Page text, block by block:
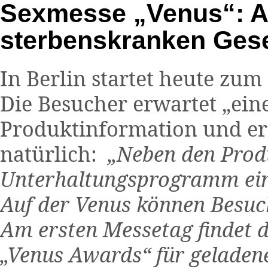
Sexmesse „Venus“:
sterbenskranken
In Berlin startet heute zum
Die Besucher erwartet
Produktinformation und
natürlich: „Neben den
Unterhaltungsprogramm
Auf der Venus können
Am ersten Messetag findet
„Venus Awards“ für